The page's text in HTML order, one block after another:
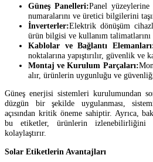
Güneş Panelleri:Panel
numaralarını ve üretici bilgilerini
İnverterler:Elektrik dönüşüm
ürün bilgisi ve kullanım talimatlarını
Kablolar ve Bağlantı
noktalarına yapıştırılır, güvenlik ve
Montaj ve Kurulum Parçaları:
alır, ürünlerin uygunluğu ve
Güneş enerjisi sistemleri kurulumundan
düzgün bir şekilde uygulanması,
açısından kritik öneme sahiptir. Ayrıca,
bu etiketler, ürünlerin izlenebilirliğini
kolaylaştırır.
Solar Etiketlerin Avantajları